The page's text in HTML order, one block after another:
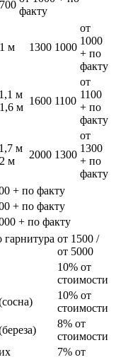
700
факту
м 1300 1000
от
1000
+ по
факту
м
м
1600 1100
от
1100
+ по
факту
м
м
2000 1300
от
1300
+ по
факту
+ по факту
+ по факту
+ по факту
гарнитура от 1500 /
от 5000
10% от
стоимости
10% от
стоимости
8% от
стоимости
7% от